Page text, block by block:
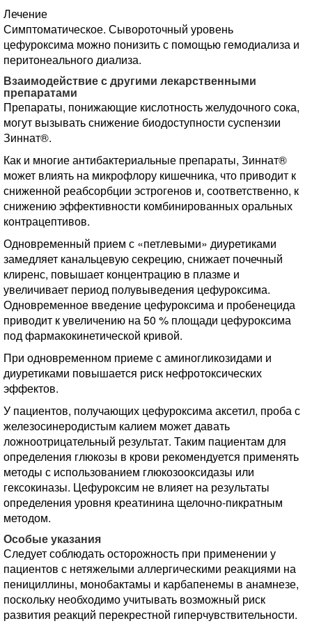
Лечение
Симптоматическое. Сывороточный уровень
цефуроксима можно понизить с помощью гемодиализа и
перитонеального диализа.
Взаимодействие с другими лекарственными
препаратами
Препараты, понижающие кислотность желудочного сока,
могут вызывать снижение биодоступности суспензии
Зиннат®.
Как и многие антибактериальные препараты, Зиннат®
может влиять на микрофлору кишечника, что приводит к
сниженной реабсорбции эстрогенов и, соответственно, к
снижению эффективности комбинированных оральных
контрацептивов.
Одновременный прием с «петлевыми» диуретиками
замедляет канальцевую секрецию, снижает почечный
клиренс, повышает концентрацию в плазме и
увеличивает период полувыведения цефуроксима.
Одновременное введение цефуроксима и пробенецида
приводит к увеличению на 50 % площади цефуроксима
под фармакокинетической кривой.
При одновременном приеме с аминогликозидами и
диуретиками повышается риск нефротоксических
эффектов.
У пациентов, получающих цефуроксима аксетил, проба с
железосинеродистым калием может давать
ложноотрицательный результат. Таким пациентам для
определения глюкозы в крови рекомендуется применять
методы с использованием глюкозооксидазы или
гексокиназы. Цефуроксим не влияет на результаты
определения уровня креатинина щелочно-пикратным
методом.
Особые указания
Следует соблюдать осторожность при применении у
пациентов с нетяжелыми аллергическими реакциями на
пенициллины, монобактамы и карбапенемы в анамнезе,
поскольку необходимо учитывать возможный риск
развития реакций перекрестной гиперчувствительности.